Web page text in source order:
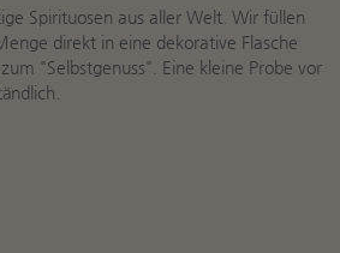
Spirituosen aus aller Welt. Wir füllen
direkt in eine dekorative Flasche
"Selbstgenuss". Eine kleine Probe vor